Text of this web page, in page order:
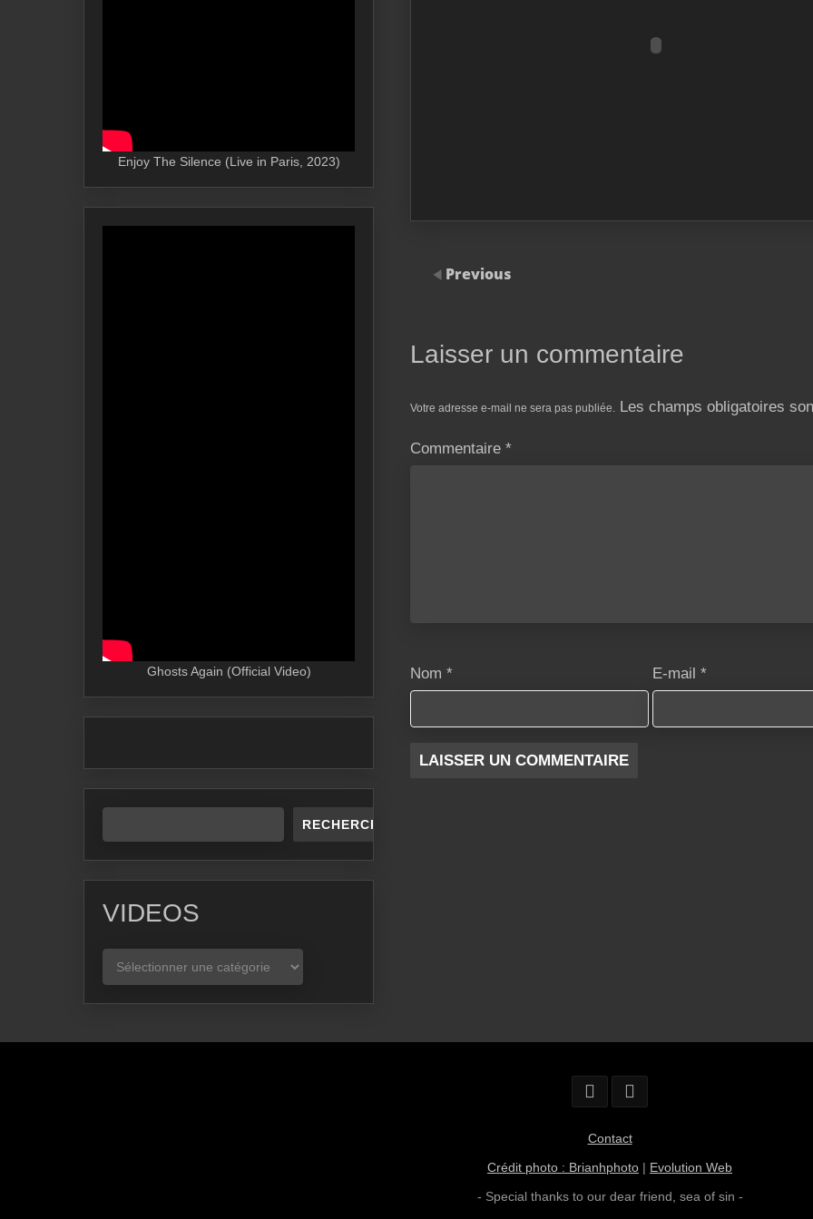
Previous
Laisser un commentaire
Votre adresse e-mail ne sera pas publiée. Les champs obligatoires
Commentaire *
Nom * E-mail*
Enjoy The Silence (Live in Paris, 2023)
Ghosts Again (Official Video)
RECHERCHER
VIDEOS
VIDEOS
Contact
Crédit photo : Brianhphoto | Evolution Web
- Special thanks to our dear friend, sea of sin -